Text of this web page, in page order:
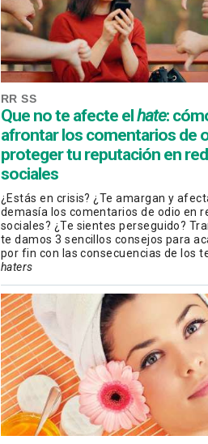
RR SS
Que no te afecte el hate:
afrontar los comentarios de
proteger tu reputación en
sociales
¿Estás en crisis? ¿Te amargan y
demasía los comentarios de odio en
sociales? ¿Te sientes perseguido?
te damos 3 sencillos consejos para
por fin con las consecuencias de los
haters